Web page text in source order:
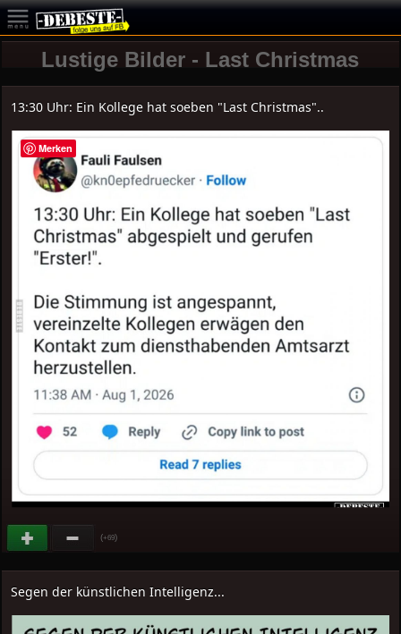
Lustige Bilder - Last Christmas
13:30 Uhr: Ein Kollege hat soeben "Last Christmas"..
(+69)
Segen der künstlichen Intelligenz...
Merken